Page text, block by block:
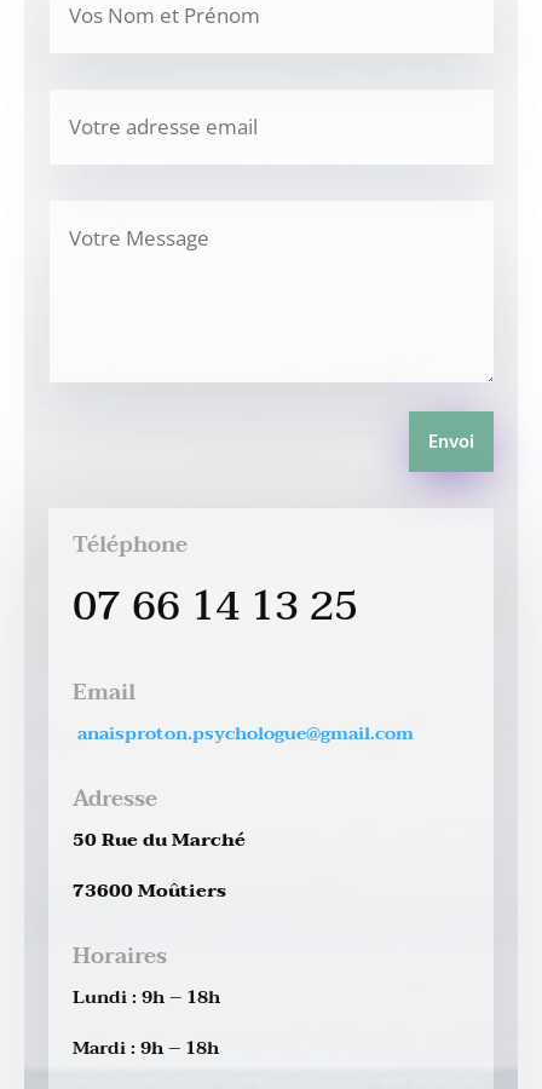
Envoi
Téléphone
07 66 14 13 25
Email
anaisproton.psychologue@gmail.com
Adresse
50 Rue du Marché
73600 Moûtiers
Horaires
Lundi : 9h – 18h
Mardi : 9h – 18h